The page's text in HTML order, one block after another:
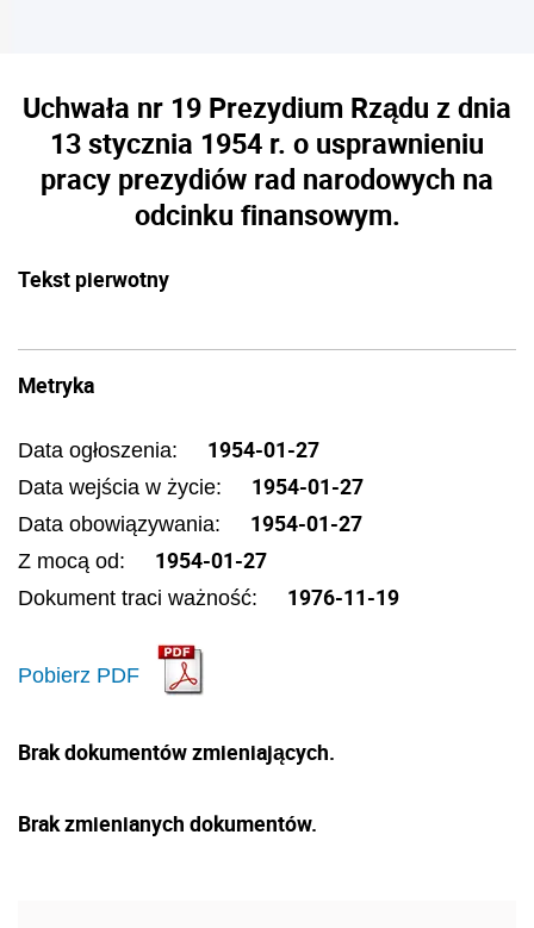
Uchwała nr 19 Prezydium Rządu z dnia
13 stycznia 1954 r. o usprawnieniu
pracy prezydiów rad narodowych na
odcinku finansowym.
Tekst pierwotny
Metryka
Data ogłoszenia: 1954-01-27
Data wejścia w życie: 1954-01-27
Data obowiązywania: 1954-01-27
Z mocą od: 1954-01-27
Dokument traci ważność: 1976-11-19
Pobierz PDF
Brak dokumentów zmieniających.
Brak zmienianych dokumentów.